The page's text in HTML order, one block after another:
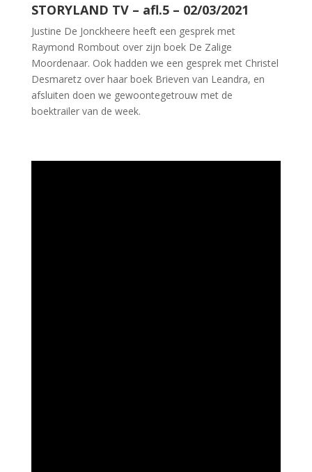
STORYLAND TV – afl.5 – 02/03/2021
Justine De Jonckheere heeft een gesprek met
Raymond Rombout over zijn boek De Zalige
Moordenaar. Ook hadden we een gesprek met Christel
Desmaretz over haar boek Brieven van Leandra, en
afsluiten doen we gewoontegetrouw met de
boektrailer van de week.